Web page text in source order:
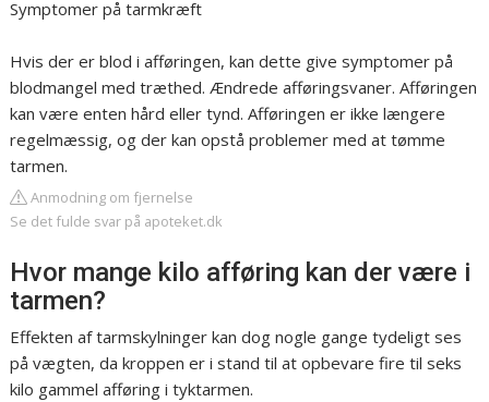
Symptomer på tarmkræft
Hvis der er blod i afføringen, kan dette give symptomer på
blodmangel med træthed. Ændrede afføringsvaner. Afføringen
kan være enten hård eller tynd. Afføringen er ikke længere
regelmæssig, og der kan opstå problemer med at tømme
tarmen.
Anmodning om fjernelse
Se det fulde svar på apoteket.dk
Hvor mange kilo afføring kan der være i
tarmen?
Effekten af tarmskylninger kan dog nogle gange tydeligt ses
på vægten, da kroppen er i stand til at opbevare fire til seks
kilo gammel afføring i tyktarmen.